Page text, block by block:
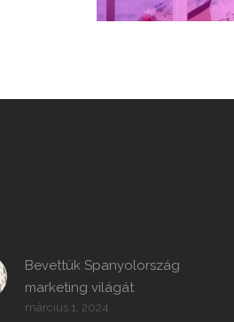
Bevettük Spanyolország
marketing világát
március 1, 2024